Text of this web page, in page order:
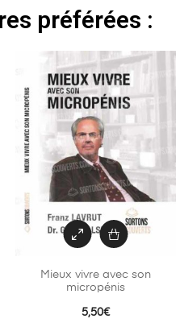
préférées :
Mieux vivre avec son
micropénis
5,50€